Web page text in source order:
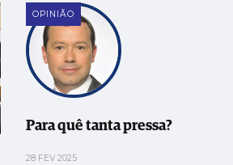
OPINIÃO
Para quê tanta pressa?
28 FEV 2025